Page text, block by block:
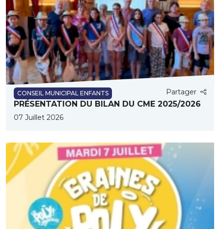
CONSEIL MUNICIPAL ENFANTS Partager
PRÉSENTATION DU BILAN DU CME 2025/2026
07 Juillet 2026